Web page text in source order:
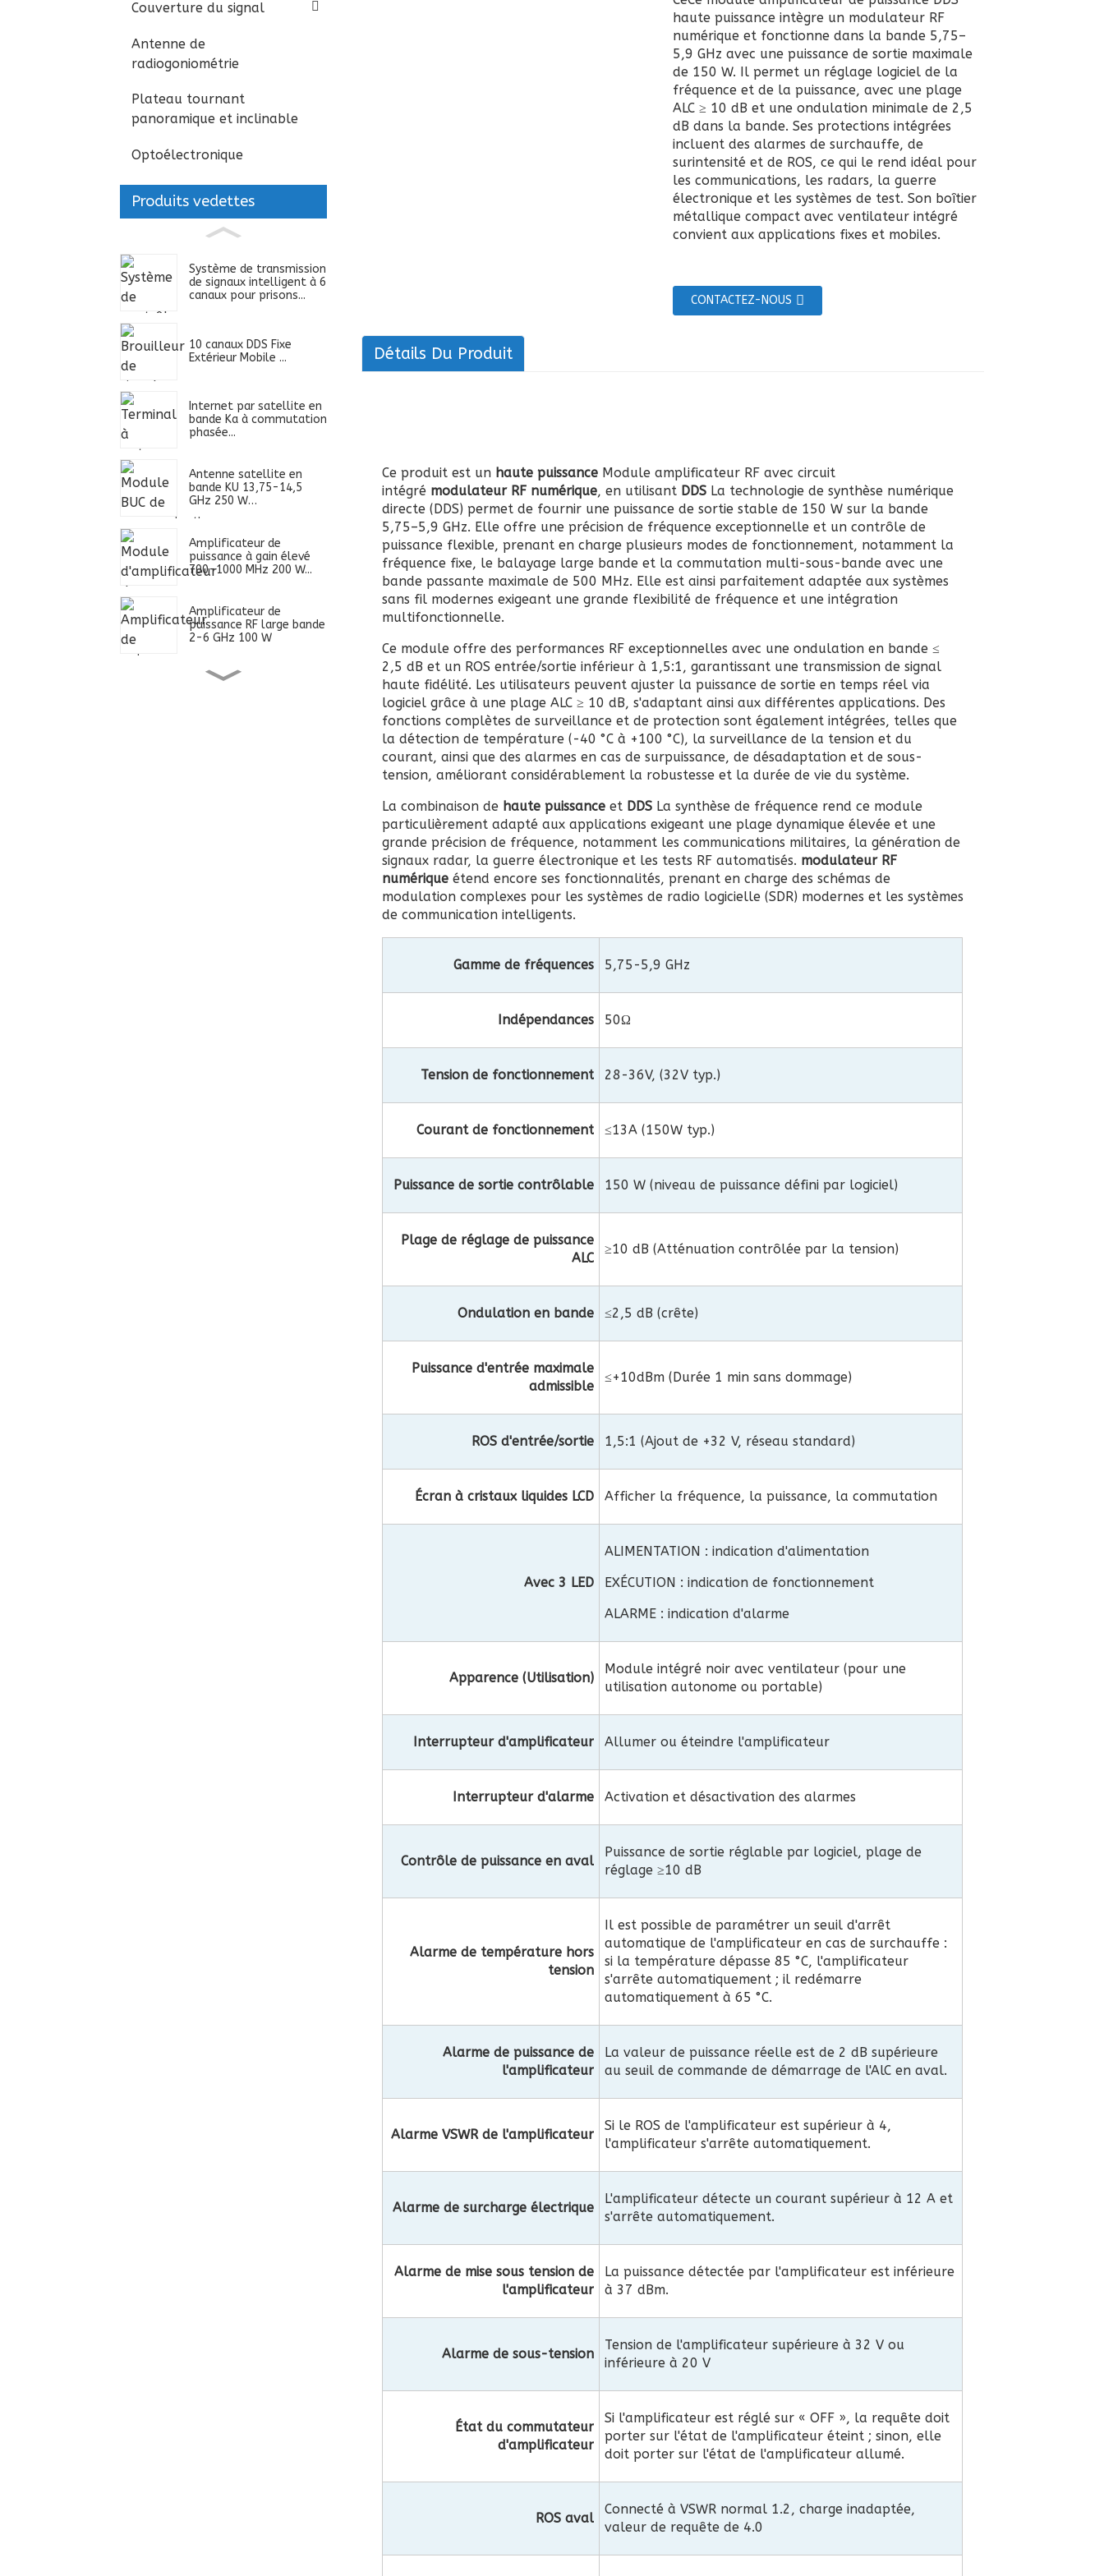
Couverture du signal
Antenne de
radiogoniométrie
Plateau tournant
panoramique et inclinable
Optoélectronique
Produits vedettes
Système de transmission
de signaux intelligent à 6
canaux pour prisons...
10 canaux DDS Fixe
Extérieur Mobile ...
Internet par satellite en
bande Ka à commutation
phasée...
Antenne satellite en
bande KU 13,75-14,5
GHz 250 W…
Amplificateur de
puissance à gain élevé
700-1000 MHz 200 W...
Amplificateur de
puissance RF large bande
2-6 GHz 100 W
Alimentation ultra large
haute puissance intègre un modulateur RF
numérique et fonctionne dans la bande 5,75–
5,9 GHz avec une puissance de sortie maximale
de 150 W. Il permet un réglage logiciel de la
fréquence et de la puissance, avec une plage
ALC ≥ 10 dB et une ondulation minimale de 2,5
dB dans la bande. Ses protections intégrées
incluent des alarmes de surchauffe, de
surintensité et de ROS, ce qui le rend idéal pour
les communications, les radars, la guerre
électronique et les systèmes de test. Son boîtier
métallique compact avec ventilateur intégré
convient aux applications fixes et mobiles.
CONTACTEZ-NOUS
Détails Du Produit
Ce produit est un haute puissance Module amplificateur RF avec circuit
intégré modulateur RF numérique, en utilisant DDS La technologie de synthèse numérique
directe (DDS) permet de fournir une puissance de sortie stable de 150 W sur la bande
5,75–5,9 GHz. Elle offre une précision de fréquence exceptionnelle et un contrôle de
puissance flexible, prenant en charge plusieurs modes de fonctionnement, notamment la
fréquence fixe, le balayage large bande et la commutation multi-sous-bande avec une
bande passante maximale de 500 MHz. Elle est ainsi parfaitement adaptée aux systèmes
sans fil modernes exigeant une grande flexibilité de fréquence et une intégration
multifonctionnelle.
Ce module offre des performances RF exceptionnelles avec une ondulation en bande ≤
2,5 dB et un ROS entrée/sortie inférieur à 1,5:1, garantissant une transmission de signal
haute fidélité. Les utilisateurs peuvent ajuster la puissance de sortie en temps réel via
logiciel grâce à une plage ALC ≥ 10 dB, s'adaptant ainsi aux différentes applications. Des
fonctions complètes de surveillance et de protection sont également intégrées, telles que
la détection de température (-40 °C à +100 °C), la surveillance de la tension et du
courant, ainsi que des alarmes en cas de surpuissance, de désadaptation et de sous-
tension, améliorant considérablement la robustesse et la durée de vie du système.
La combinaison de haute puissance et DDS La synthèse de fréquence rend ce module
particulièrement adapté aux applications exigeant une plage dynamique élevée et une
grande précision de fréquence, notamment les communications militaires, la génération de
signaux radar, la guerre électronique et les tests RF automatisés. modulateur RF
numérique étend encore ses fonctionnalités, prenant en charge des schémas de
modulation complexes pour les systèmes de radio logicielle (SDR) modernes et les systèmes
de communication intelligents.
Gamme de fréquences 5,75-5,9 GHz
Indépendances 50Ω
Tension de fonctionnement 28-36V, (32V typ.)
Courant de fonctionnement ≤13A (150W typ.)
Puissance de sortie contrôlable 150 W (niveau de puissance défini par logiciel)
Plage de réglage de puissance
ALC
≥10 dB (Atténuation contrôlée par la tension)
Ondulation en bande ≤2,5 dB (crête)
Puissance d'entrée maximale
admissible
≤+10dBm (Durée 1 min sans dommage)
ROS d'entrée/sortie 1,5:1 (Ajout de +32 V, réseau standard)
Écran à cristaux liquides LCD Afficher la fréquence, la puissance, la commutation
Avec 3 LED
ALIMENTATION : indication d'alimentation
EXÉCUTION : indication de fonctionnement
ALARME : indication d'alarme
Apparence (Utilisation)
Module intégré noir avec ventilateur (pour une
utilisation autonome ou portable)
Interrupteur d'amplificateur Allumer ou éteindre l'amplificateur
Interrupteur d'alarme Activation et désactivation des alarmes
Contrôle de puissance en aval
Puissance de sortie réglable par logiciel, plage de
réglage ≥10 dB
Alarme de température hors
tension
Il est possible de paramétrer un seuil d'arrêt
automatique de l'amplificateur en cas de surchauffe :
si la température dépasse 85 °C, l'amplificateur
s'arrête automatiquement ; il redémarre
automatiquement à 65 °C.
Alarme de puissance de
l'amplificateur
La valeur de puissance réelle est de 2 dB supérieure
au seuil de commande de démarrage de l'AlC en aval.
Alarme VSWR de l'amplificateur
Si le ROS de l'amplificateur est supérieur à 4,
l'amplificateur s'arrête automatiquement.
Alarme de surcharge électrique
L'amplificateur détecte un courant supérieur à 12 A et
s'arrête automatiquement.
Alarme de mise sous tension de
l'amplificateur
La puissance détectée par l'amplificateur est inférieure
à 37 dBm.
Alarme de sous-tension
Tension de l'amplificateur supérieure à 32 V ou
inférieure à 20 V
État du commutateur
d'amplificateur
Si l'amplificateur est réglé sur « OFF », la requête doit
porter sur l'état de l'amplificateur éteint ; sinon, elle
doit porter sur l'état de l'amplificateur allumé.
ROS aval
Connecté à VSWR normal 1.2, charge inadaptée,
valeur de requête de 4.0